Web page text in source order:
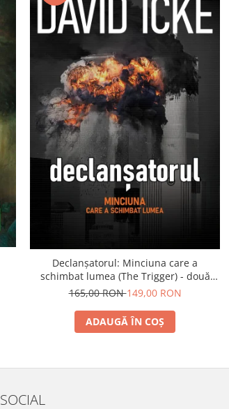
Declanșatorul: Minciuna care a
schimbat lumea (The Trigger) - două
volume
165,00 RON149,00 RON
ADAUGĂ ÎN COȘ
SOCIAL